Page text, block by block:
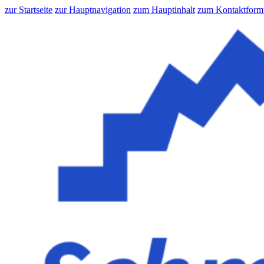
zur Startseite zur Hauptnavigation zum Hauptinhalt zum